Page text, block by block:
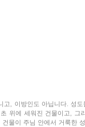
, 이방인도 아닙니다. 성
위에 세워진 건물이고, 그
물이 주님 안에서 거룩한